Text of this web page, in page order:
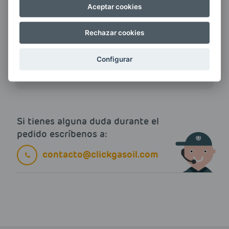
Quiero recibir las últimas novedades de AVIA
Más información
Si tienes alguna duda durante el
pedido escríbenos a:
contacto@clickgasoil.com
Aceptar cookies
Rechazar cookies
Configurar